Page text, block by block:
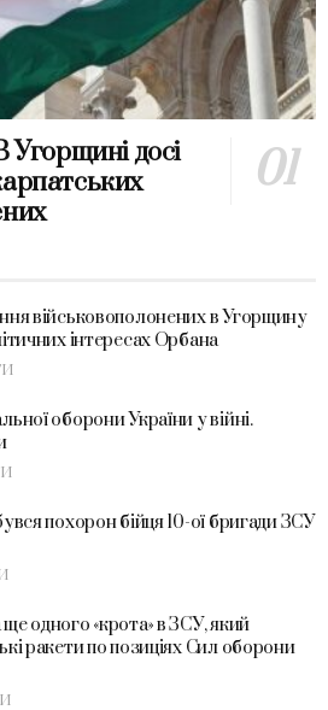
досі
військовополонених в Угорщину
інтересах Орбана
оборони України у війні.
похорон бійця 10-ої бригади ЗСУ
одного «крота» в ЗСУ, який
ракети по позиціях Сил оборони